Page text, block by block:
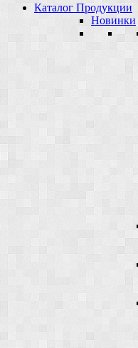
Каталог Продукции
Новинки